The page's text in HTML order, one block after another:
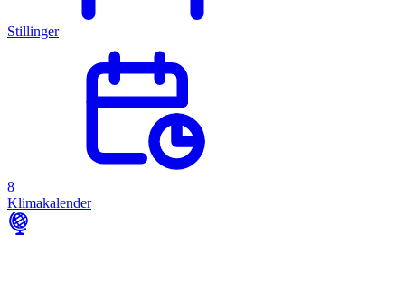
Stillinger
8
Klimakalender